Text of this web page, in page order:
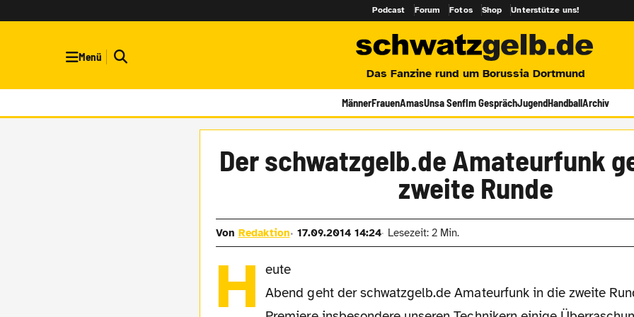
Podcast Forum Fotos Shop Unterstütze uns!
Menü
Das Fanzine rund um Borussia Dortmund
MännerFrauenAmasUnsa SenfIm GesprächJugendHandballArchiv
Der schwatzgelb.de Amateurfunk
zweite Runde
Von Redaktion 17.09.2014 14:24 Lesezeit: 2 Min.
H eute
Abend geht der schwatzgelb.de Amateurfunk in die zweite